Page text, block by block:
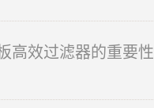
高效过滤器的重要性